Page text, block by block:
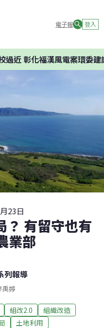
電子報 登入
福漢風電案環委建議不應開
23日
？ 有留守也有
業部
列報導
禹婷
組改2.0
組織改造
土地利用